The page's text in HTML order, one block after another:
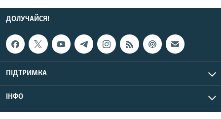
ДОЛУЧАЙСЯ!
ПІДТРИМКА
ІНФО